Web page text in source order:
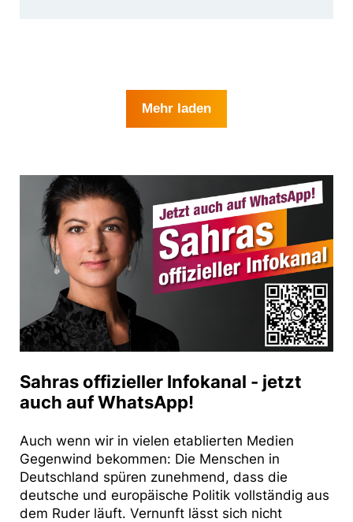
Mehr laden
Sahras offizieller Infokanal - jetzt
auch auf WhatsApp!
Auch wenn wir in vielen etablierten Medien
Gegenwind bekommen: Die Menschen in
Deutschland spüren zunehmend, dass die
deutsche und europäische Politik vollständig aus
dem Ruder läuft. Vernunft lässt sich nicht